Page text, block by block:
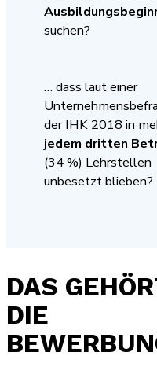
suchen?
… dass laut einer
der IHK 2018 in
jedem dritten
(34 %) Lehrstellen
unbesetzt blieben?
DAS
DIE